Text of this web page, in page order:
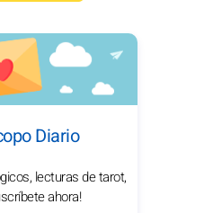
Diario
lecturas de tarot,
ahora!